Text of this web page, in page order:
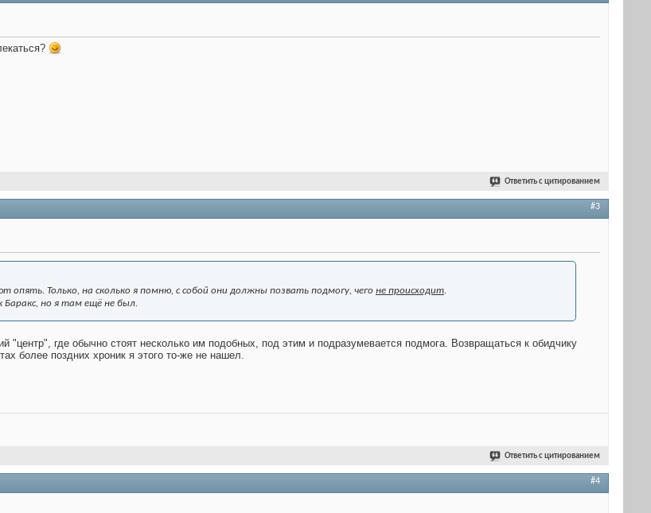
Ответить с цитированием
#3
опять. Только, на сколько я помню, с собой они должны позвать подмогу, чего не происходит.
но я там ещё не был.
"центр", где обычно стоят несколько им подобных, под этим и подразумевается подмога. Возвращаться к обидчику
более поздних хроник я этого то-же не нашел.
Ответить с цитированием
#4